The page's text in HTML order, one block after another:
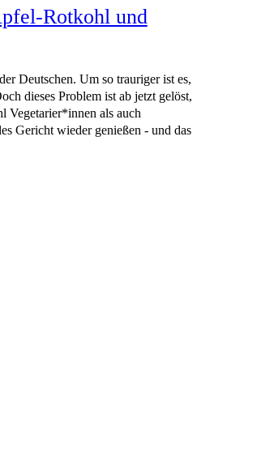
Rotkohl und
Deutschen. Um so trauriger ist es,
dieses Problem ist ab jetzt gelöst,
Vegetarier*innen als auch
Gericht wieder genießen - und das